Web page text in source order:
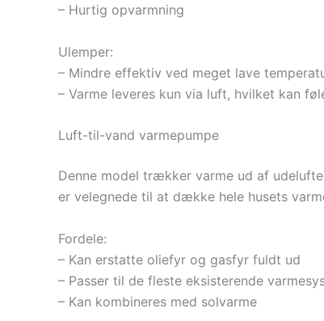
– Hurtig opvarmning
Ulemper:
– Mindre effektiv ved meget lave
– Varme leveres kun via luft, hvilket kan
Luft-til-vand varmepumpe
Denne model trækker varme ud af
er velegnede til at dække hele husets
Fordele:
– Kan erstatte oliefyr og gasfyr fuldt ud
– Passer til de fleste eksisterende
– Kan kombineres med solvarme